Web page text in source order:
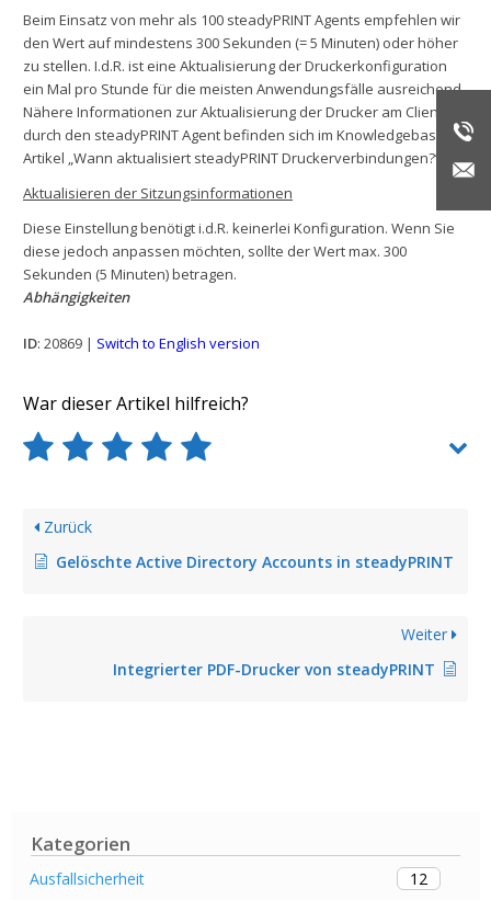
Kategorien
Ausfallsicherheit
12
Beim Einsatz von mehr als 100 steadyPRINT Agents empfehlen wir
den Wert auf mindestens 300 Sekunden (= 5 Minuten) oder höher
zu stellen. I.d.R. ist eine Aktualisierung der Druckerkonfiguration
ein Mal pro Stunde für die meisten Anwendungsfälle ausreichend.
Nähere Informationen zur Aktualisierung der Drucker am Client
durch den steadyPRINT Agent befinden sich im Knowledgebase-
Artikel „Wann aktualisiert steadyPRINT Druckerverbindungen?“.
Aktualisieren der Sitzungsinformationen
Diese Einstellung benötigt i.d.R. keinerlei Konfiguration. Wenn Sie
diese jedoch anpassen möchten, sollte der Wert max. 300
Sekunden (5 Minuten) betragen.
Abhängigkeiten
ID: 20869 | Switch to English version
War dieser Artikel hilfreich?
Zurück
Gelöschte Active Directory Accounts in steadyPRINT
Weiter
Integrierter PDF-Drucker von steadyPRINT